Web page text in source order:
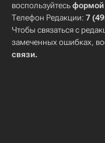
воспользуйтесьформой
Телефон Редакции: 7
Чтобы связаться с
замеченных ошибках,
связи.